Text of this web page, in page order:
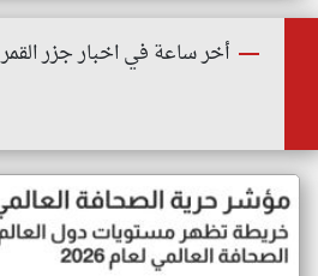
أخر ساعة في اخبار جزر القمر